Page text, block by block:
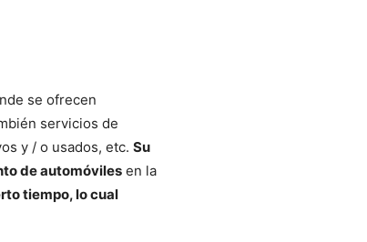
se ofrecen
servicios de
y / o usados, etc. Su
de automóviles en la
tiempo, lo cual